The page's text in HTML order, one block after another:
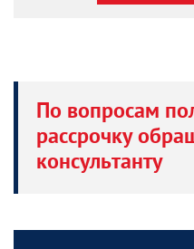
По вопросам
рассрочку
консультанту